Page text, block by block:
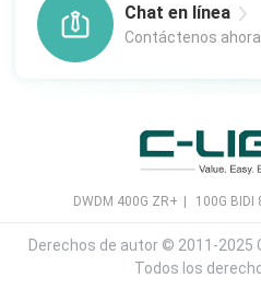
Chat en línea
Contáctenos
DWDM 400G ZR+ 100G BIDI
Derechos de autor © 2011-2025
Todos los